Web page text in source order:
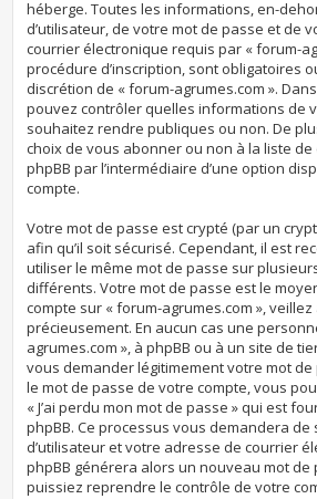
héberge. Toutes les informations, en-
d’utilisateur, de votre mot de passe et de
courrier électronique requis par « forum-
procédure d’inscription, sont obligatoires
discrétion de « forum-agrumes.com ».
pouvez contrôler quelles informations de
souhaitez rendre publiques ou non. De
choix de vous abonner ou non à la liste
phpBB par l’intermédiaire d’une option
compte.
Votre mot de passe est crypté (par un
afin qu’il soit sécurisé. Cependant, il est
utiliser le même mot de passe sur
différents. Votre mot de passe est le
compte sur « forum-agrumes.com »,
précieusement. En aucun cas une
agrumes.com », à phpBB ou à un site de
vous demander légitimement votre mot
le mot de passe de votre compte, vous
« J’ai perdu mon mot de passe » qui est
phpBB. Ce processus vous demandera
d’utilisateur et votre adresse de courrier
phpBB générera alors un nouveau mot
puissiez reprendre le contrôle de votre